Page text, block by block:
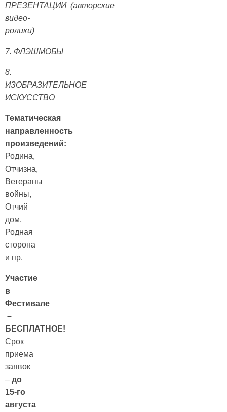
ПРЕЗЕНТАЦИИ (авторские
видео-
ролики)
7. ФЛЭШМОБЫ
8.
ИЗОБРАЗИТЕЛЬНОЕ
ИСКУССТВО
Тематическая
направленность
произведений:
Родина,
Отчизна,
Ветераны
войны,
Отчий
дом,
Родная
сторона
и пр.
Участие
в
Фестивале
–
БЕСПЛАТНОЕ!
Срок
приема
заявок
– до
15-го
августа